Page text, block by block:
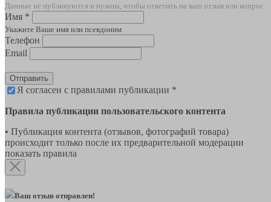
Данные не публикуются и нужны, чтобы ответить на ваш отзыв или вопрос
Имя *
Укажите Ваше имя или псевдоним
Телефон
Email
Отправить
Я согласен с правилами публикации *
Правила публикации пользовательского контента
• Публикация контента (отзывов, фотографий товара)
происходит только после их предварительной модерации
показать правила
Ваш отзыв отправлен!